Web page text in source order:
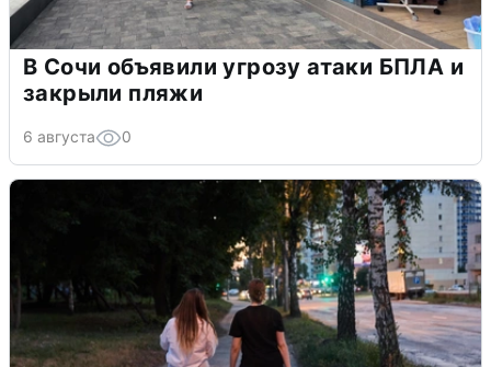
В Сочи объявили угрозу атаки БПЛА и
закрыли пляжи
6 августа 0